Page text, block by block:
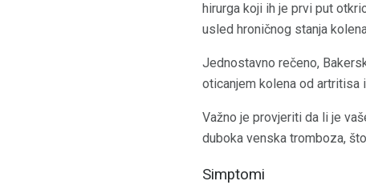
hirurga koji ih je prvi put
usled hroničnog stanja
Jednostavno rečeno,
oticanjem kolena od
Važno je provjeriti da li je
duboka venska tromboza,
Simptomi